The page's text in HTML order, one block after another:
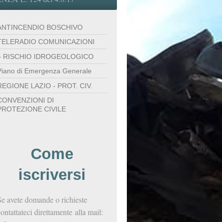
BOSCHIVO
COMUNICAZIONI
RISCHIO IDROGEOLOGICO
di Emergenza Generale
LAZIO - PROT. CIV.
DI
CIVILE
Come
iscriversi
avete domande o richieste
direttamente alla mail: